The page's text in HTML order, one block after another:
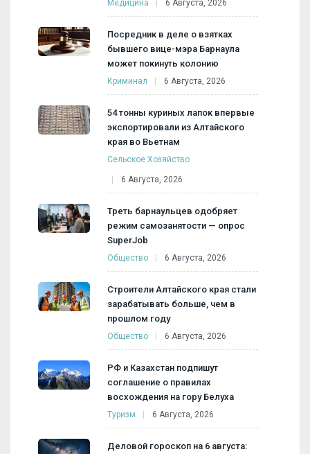
Медицина 6 Августа, 2026
Посредник в деле о взятках
бывшего вице-мэра Барнаула
может покинуть колонию
Криминал 6 Августа, 2026
54 тонны куриных лапок впервые
экспортировали из Алтайского
края во Вьетнам
Сельское Хозяйство
6 Августа, 2026
Треть барнаульцев одобряет
режим самозанятости — опрос
SuperJob
Общество 6 Августа, 2026
Строители Алтайского края стали
зарабатывать больше, чем в
прошлом году
Общество 6 Августа, 2026
РФ и Казахстан подпишут
соглашение о правилах
восхождения на гору Белуха
Туризм 6 Августа, 2026
Деловой гороскоп на 6 августа: